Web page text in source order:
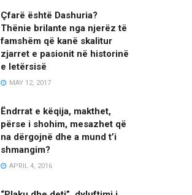
Çfarë është Dashuria?
Thënie brilante nga njerëz të
famshëm që kanë skalitur
zjarret e pasionit në historinë
e letërsisë
MAY 12, 2017
Ëndrrat e këqija, makthet,
përse i shohim, mesazhet që
na dërgojnë dhe a mund t’i
shmangim?
APRIL 4, 2016